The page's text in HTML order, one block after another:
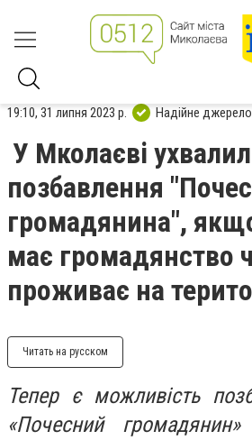
19:10, 31 липня 2023 р. Надійне джерело
У Мколаєві
позбавлення
громадянина",
має громадянство
проживає на
Читать на русском
Тепер є можливість
«Почесний